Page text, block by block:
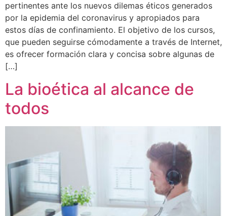
pertinentes ante los nuevos dilemas éticos generados
por la epidemia del coronavirus y apropiados para
estos días de confinamiento. El objetivo de los cursos,
que pueden seguirse cómodamente a través de Internet,
es ofrecer formación clara y concisa sobre algunas de
[…]
La bioética al alcance de
todos